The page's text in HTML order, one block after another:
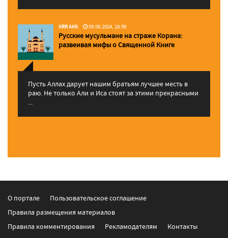
KRR AKK 09.06.2024, 18:56
Русские мусульмане на страже Корана:
pазвеивая мифы о Священной Книге
Пусть Аллах дарует нашим братьям лучшее месть в
раю. Не только Али и Иса стоят за этими прекрасными
...
О портале
Пользовательское соглашение
Правила размещения материалов
Правила комментирования
Рекламодателям Контакты